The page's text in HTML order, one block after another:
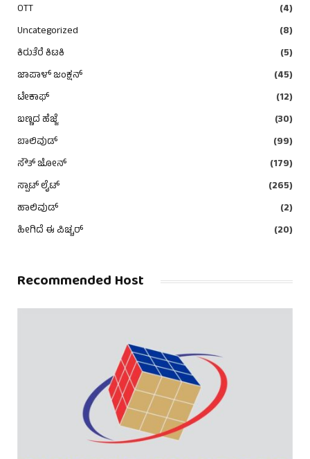
OTT
(4)
Uncategorized
(8)
ಕಿರುತೆರೆ ಕಿಟಕಿ
(5)
ಜಾಪಾಳ್ ಜಂಕ್ಷನ್
(45)
ಟೇಕಾಫ್
(12)
ಬಣ್ಣದ ಹೆಜ್ಜೆ
(30)
ಬಾಲಿವುಡ್
(99)
ಸೌತ್ ಜೋನ್
(179)
ಸ್ಪಾಟ್ ಲೈಟ್
(265)
ಹಾಲಿವುಡ್
(2)
ಹೀಗಿದೆ ಈ ಪಿಚ್ಚರ್
(20)
Recommended Host